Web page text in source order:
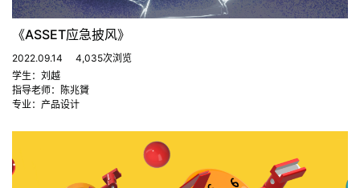
《ASSET应急披风》
2022.09.14
4,035次浏览
学生：刘越
指导老师：陈兆贇
专业：产品设计